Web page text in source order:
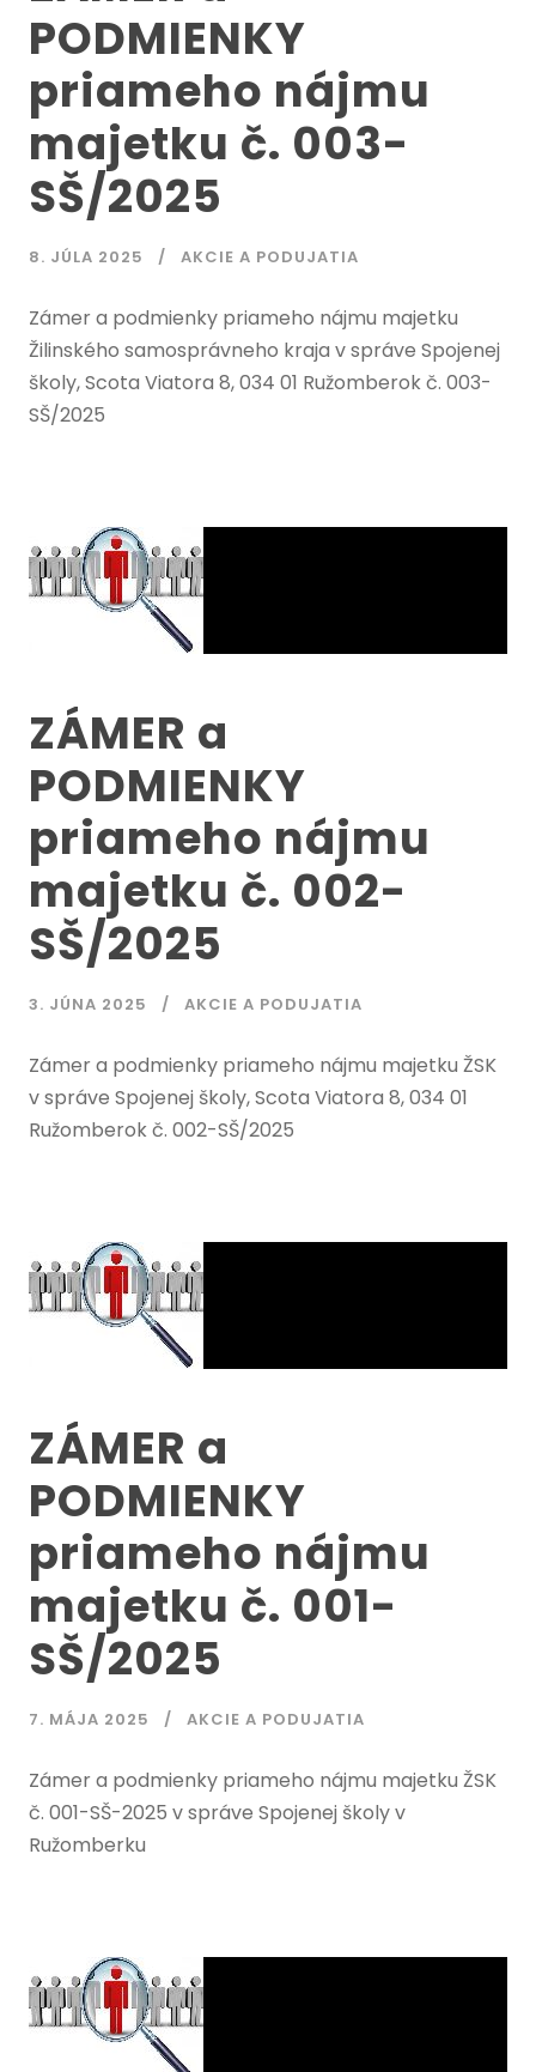
PODMIENKY
priameho nájmu
majetku č. 003-
SŠ/2025
8. JÚLA 2025 AKCIE A PODUJATIA
Zámer a podmienky priameho nájmu majetku
Žilinského samosprávneho kraja v správe Spojenej
školy, Scota Viatora 8, 034 01 Ružomberok č. 003-
SŠ/2025
ZÁMER a
PODMIENKY
priameho nájmu
majetku č. 002-
SŠ/2025
3. JÚNA 2025 AKCIE A PODUJATIA
Zámer a podmienky priameho nájmu majetku ŽSK
v správe Spojenej školy, Scota Viatora 8, 034 01
Ružomberok č. 002-SŠ/2025
ZÁMER a
PODMIENKY
priameho nájmu
majetku č. 001-
SŠ/2025
7. MÁJA 2025 AKCIE A PODUJATIA
Zámer a podmienky priameho nájmu majetku ŽSK
č. 001-SŠ-2025 v správe Spojenej školy v
Ružomberku